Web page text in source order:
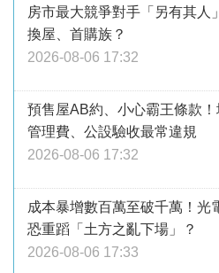
房市最大競爭對手「另有其人
換屋、首購族？
2026-08-06 17:32
預售屋AB約、小心霸王條款
管理費、公設驗收最常違規
2026-08-06 17:32
成本暴增數百萬至破千萬！光
恐重蹈「土方之亂下場」？
2026-08-06 17:33